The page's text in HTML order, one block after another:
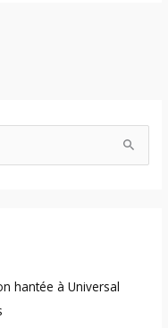
hantée à Universal